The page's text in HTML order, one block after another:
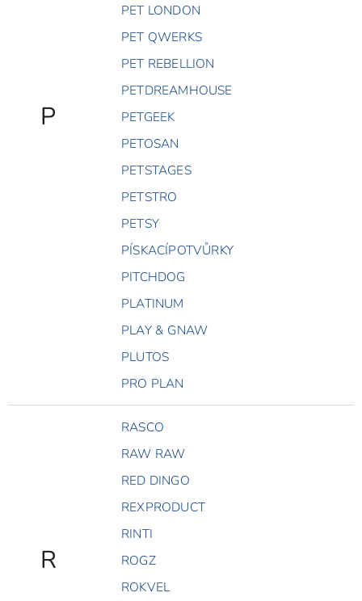
P
PET LONDON
PET QWERKS
PET REBELLION
PETDREAMHOUSE
PETGEEK
PETOSAN
PETSTAGES
PETSTRO
PETSY
PÍSKACÍPOTVŮRKY
PITCHDOG
PLATINUM
PLAY & GNAW
PLUTOS
PRO PLAN
R
RASCO
RAW RAW
RED DINGO
REXPRODUCT
RINTI
ROGZ
ROKVEL